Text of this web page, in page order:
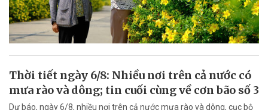
Thời tiết ngày 6/8: Nhiều nơi trên cả nước có
mưa rào và dông; tin cuối cùng về cơn bão số 3
Dự báo, ngày 6/8, nhiều nơi trên cả nước mưa rào và dông, cục bộ